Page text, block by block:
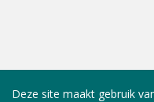
Deze site maakt gebruik